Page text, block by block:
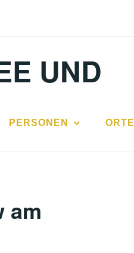
UND
PERSONEN ORTE
am